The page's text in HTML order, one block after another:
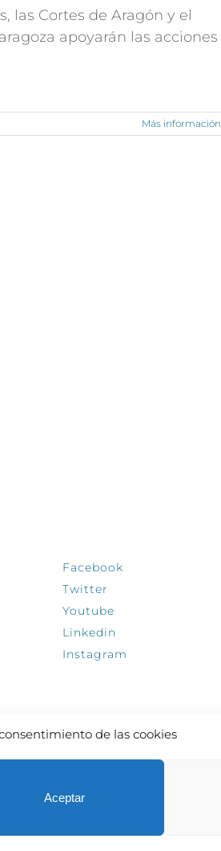
de las cookies
Aceptar
las Cortes de Aragón y el
apoyarán las acciones
Más información
Facebook
Twitter
Youtube
Linkedin
Instagram